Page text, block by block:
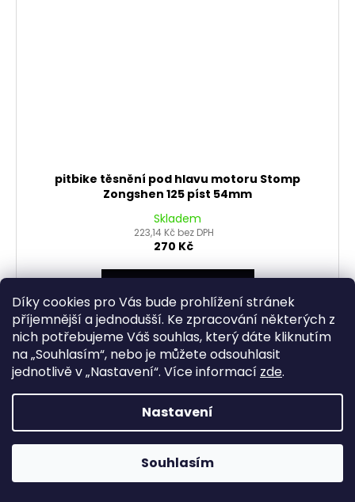
Díky cookies pro Vás bude prohlížení stránek
příjemnější a jednodušší. Ke zpracování některých z
nich potřebujeme Váš souhlas, který dáte kliknutím
na „Souhlasím“, nebo je můžete odsouhlasit
jednotlivě v „Nastavení“. Více informací zde.
Nastavení
Souhlasím
pitbike těsnění pod hlavu motoru Stomp
Zongshen 125 píst 54mm
Skladem
223,14 Kč bez DPH
270 Kč